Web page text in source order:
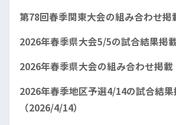
第78回春季関東大会の組み合わせ掲
2026年春季県大会5/5の試合結果掲
2026年春季県大会の組み合わせ掲載
2026年春季地区予選4/14の試合結
（2026/4/14）